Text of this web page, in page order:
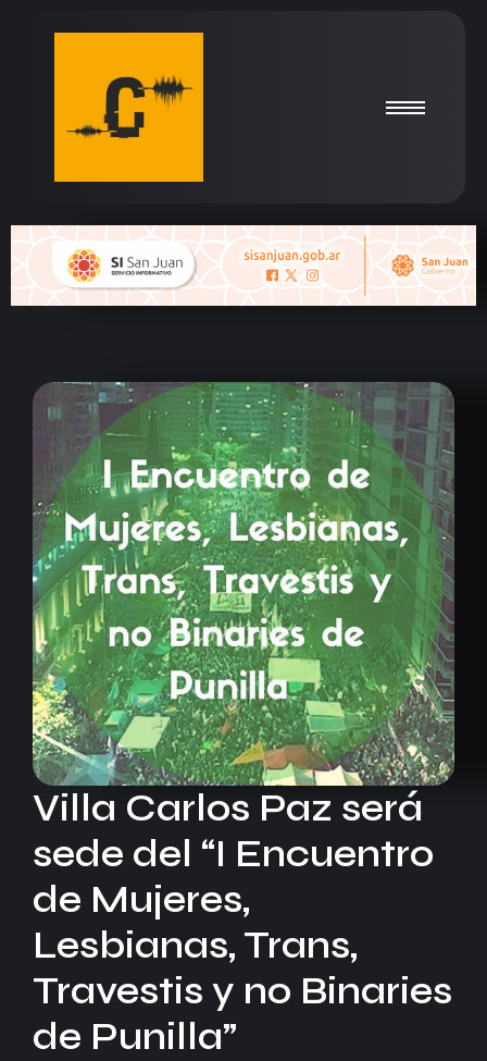
Villa Carlos Paz será
sede del “I Encuentro
de Mujeres,
Lesbianas, Trans,
Travestis y no Binaries
de Punilla”